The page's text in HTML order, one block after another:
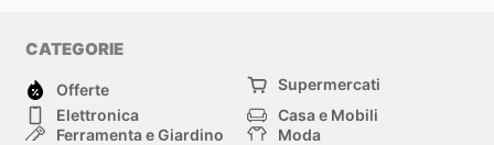
CATEGORIE
Offerte
Supermercati
Elettronica
Casa e Mobili
Ferramenta e Giardino
Moda